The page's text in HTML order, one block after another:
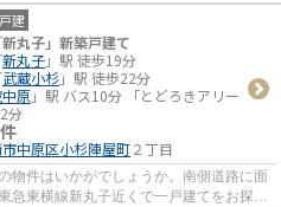
か。道路が...
建
丸子」新築戸建て
新丸子」駅 徒歩19分
武蔵小杉」駅 徒歩22分
原」駅 バス10分 「とどろきアリー
分
中原区小杉陣屋町２丁目
物件はいかがでしょうか。南側道路に面
急東横線新丸子近くで一戸建てをお探し